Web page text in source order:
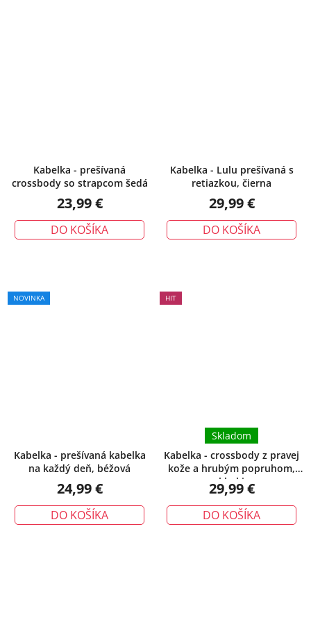
Kabelka - prešívaná
crossbody so strapcom šedá
23,99 €
DO KOŠÍKA
Kabelka - Lulu prešívaná s
retiazkou, čierna
29,99 €
DO KOŠÍKA
NOVINKA
Kabelka - prešívaná kabelka
na každý deň, béžová
24,99 €
DO KOŠÍKA
HIT
Kabelka - crossbody z pravej
kože a hrubým popruhom,
khaki
Skladom
29,99 €
DO KOŠÍKA